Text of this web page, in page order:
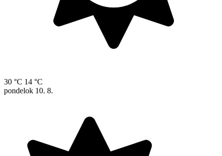
30 °C 14 °C
pondelok 10. 8.